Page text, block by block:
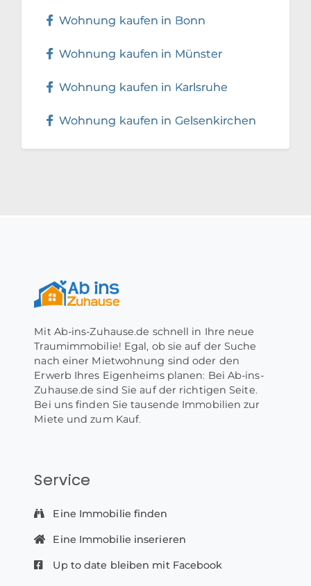
Wohnung kaufen in Bonn
Wohnung kaufen in Münster
Wohnung kaufen in Karlsruhe
Wohnung kaufen in Gelsenkirchen
Mit Ab-ins-Zuhause.de schnell in Ihre neue
Traumimmobilie! Egal, ob sie auf der Suche
nach einer Mietwohnung sind oder den
Erwerb Ihres Eigenheims planen: Bei Ab-ins-
Zuhause.de sind Sie auf der richtigen Seite.
Bei uns finden Sie tausende Immobilien zur
Miete und zum Kauf.
Service
Eine Immobilie finden
Eine Immobilie inserieren
Up to date bleiben mit Facebook